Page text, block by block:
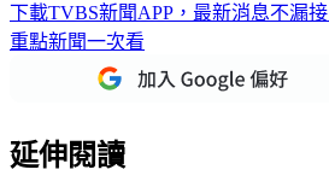
下載TVBS新聞APP，最新消息不漏接
重點新聞一次看
延伸閱讀